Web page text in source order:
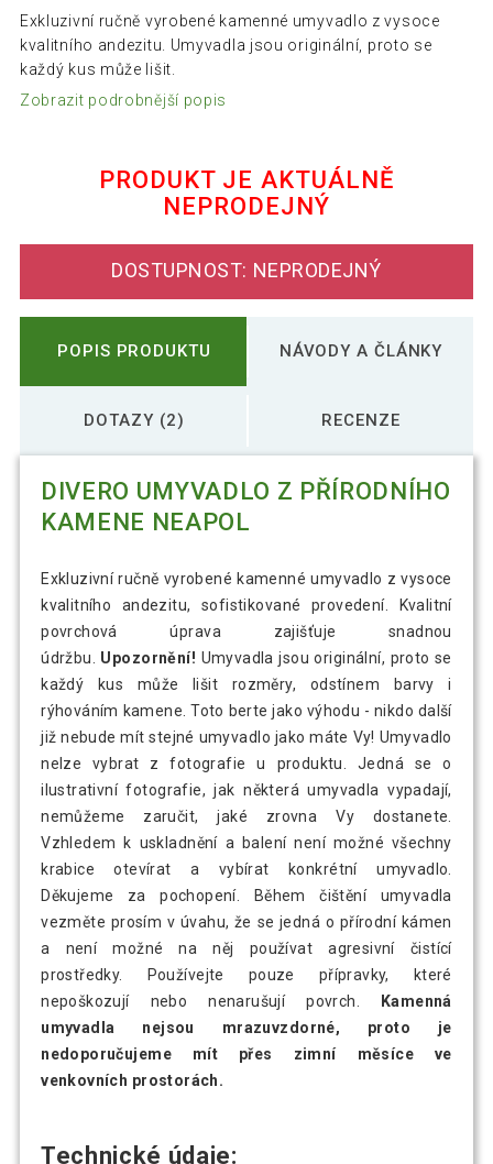
Exkluzivní ručně vyrobené kamenné umyvadlo z vysoce
kvalitního andezitu. Umyvadla jsou originální, proto se
každý kus může lišit.
Zobrazit podrobnější popis
PRODUKT JE AKTUÁLNĚ
NEPRODEJNÝ
DOSTUPNOST: NEPRODEJNÝ
POPIS PRODUKTU NÁVODY A ČLÁNKY
DOTAZY (2) RECENZE
DIVERO UMYVADLO Z PŘÍRODNÍHO
KAMENE NEAPOL
Exkluzivní ručně vyrobené kamenné umyvadlo z vysoce
kvalitního andezitu, sofistikované provedení. Kvalitní
povrchová úprava zajišťuje snadnou
údržbu. Upozornění! Umyvadla jsou originální, proto se
každý kus může lišit rozměry, odstínem barvy i
rýhováním kamene. Toto berte jako výhodu - nikdo další
již nebude mít stejné umyvadlo jako máte Vy! Umyvadlo
nelze vybrat z fotografie u produktu. Jedná se o
ilustrativní fotografie, jak některá umyvadla vypadají,
nemůžeme zaručit, jaké zrovna Vy dostanete.
Vzhledem k uskladnění a balení není možné všechny
krabice otevírat a vybírat konkrétní umyvadlo.
Děkujeme za pochopení. Během čištění umyvadla
vezměte prosím v úvahu, že se jedná o přírodní kámen
a není možné na něj používat agresivní čistící
prostředky. Používejte pouze přípravky, které
nepoškozují nebo nenarušují povrch.
Kamenná
umyvadla nejsou mrazuvzdorné, proto je
nedoporučujeme mít přes zimní měsíce ve
venkovních prostorách.
Technické údaje: